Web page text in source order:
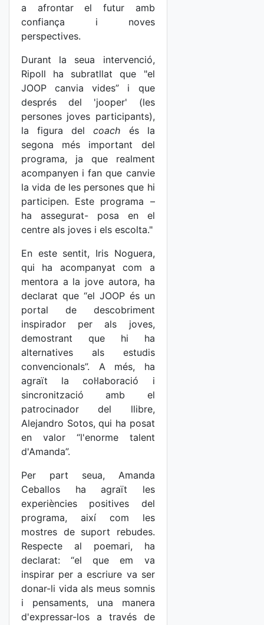
a afrontar el futur amb
confiança i noves
perspectives.
Durant la seua intervenció,
Ripoll ha subratllat que "el
JOOP canvia vides” i que
després del 'jooper' (les
persones joves participants),
la figura delcoach és la
segona més important del
programa, ja que realment
acompanyen i fan que canvie
la vida de les persones que hi
participen. Este programa –
ha assegurat- posa en el
centre als joves i els escolta."
En este sentit, Iris Noguera,
qui ha acompanyat com a
mentora a la jove autora, ha
declarat que “el JOOP és un
portal de descobriment
inspirador per als joves,
demostrant que hi ha
alternatives als estudis
convencionals”. A més, ha
agraït la col·laboració i
sincronització amb el
patrocinador del llibre,
Alejandro Sotos, qui ha posat
en valor “l'enorme talent
d'Amanda”.
Per part seua, Amanda
Ceballos ha agraït les
experiències positives del
programa, així com les
mostres de suport rebudes.
Respecte al poemari, ha
declarat: “el que em va
inspirar per a escriure va ser
donar-li vida als meus somnis
i pensaments, una manera
d'expressar-los a través de